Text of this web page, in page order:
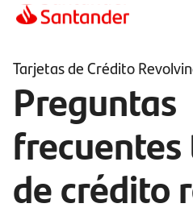
Tarjetas de Crédito
Preguntas
de crédito